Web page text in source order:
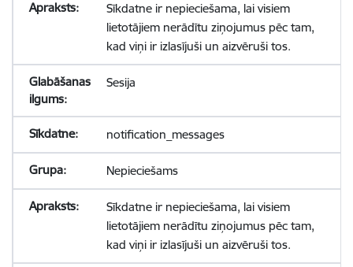
Sīkdatne ir nepieciešama, lai visiem
lietotājiem nerādītu ziņojumus pēc tam,
kad viņi ir izlasījuši un aizvēruši tos.
Sesija
notification_messages
Nepieciešams
Sīkdatne ir nepieciešama, lai visiem
lietotājiem nerādītu ziņojumus pēc tam,
kad viņi ir izlasījuši un aizvēruši tos.